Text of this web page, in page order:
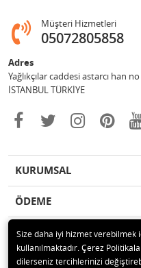
Müşteri Hizmetleri
05072805858
Adres
Yağlıkçılar caddesi astarcı han
İSTANBUL TÜRKİYE
KURUMSAL
ÖDEME
İLETİŞİM
Size daha iyi hizmet
kullanılmaktadır. Çerez
dilerseniz tercihlerinizi